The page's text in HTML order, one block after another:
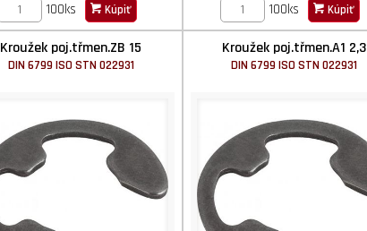
100ks
Kúpiť
100ks
Kúpiť
Kroužek poj.třmen.ZB 15
DIN 6799 ISO STN 022931
Kroužek poj.třmen.A1 2,3
DIN 6799 ISO STN 022931